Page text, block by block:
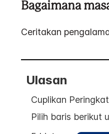
Bagaimana
Ceritakan